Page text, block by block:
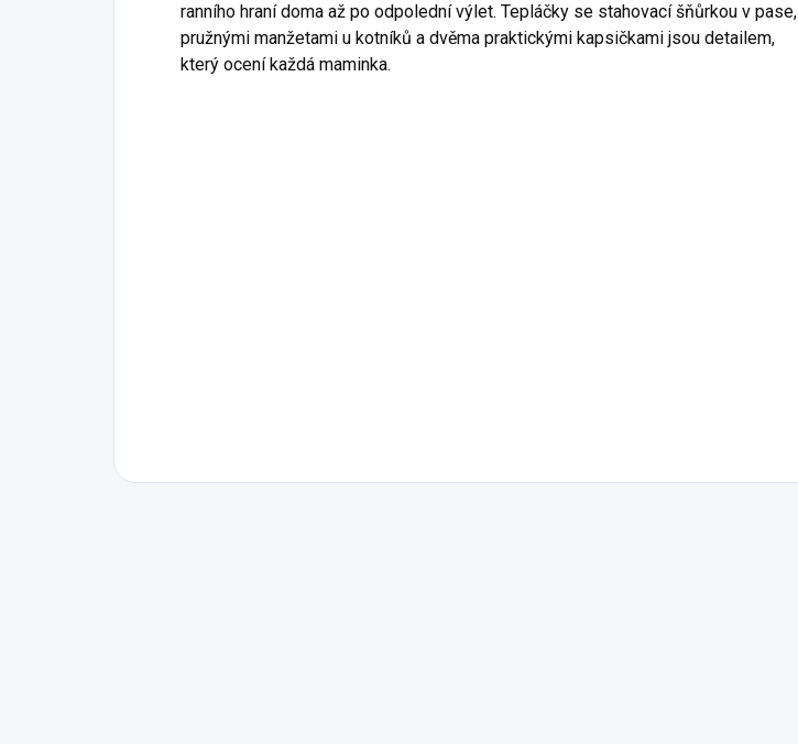
ranního hraní doma až po odpolední výlet. Tepláčky se stahovací šňůrkou v pase,
pružnými manžetami u kotníků a dvěma praktickými kapsičkami jsou detailem,
který ocení každá maminka.